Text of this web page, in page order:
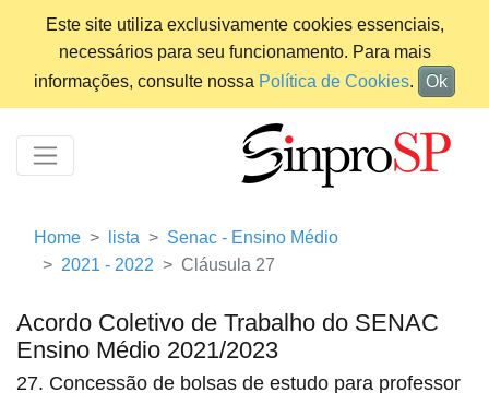
Este site utiliza exclusivamente cookies essenciais,
necessários para seu funcionamento. Para mais
informações, consulte nossa Política de Cookies. Ok
Home lista
Senac - Ensino Médio
2021 - 2022
Cláusula 27
Acordo Coletivo de Trabalho do SENAC
Ensino Médio 2021/2023
27. Concessão de bolsas de estudo para professor